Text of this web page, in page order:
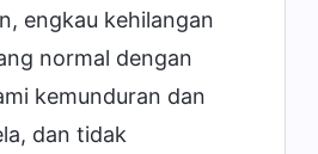
engkau kehilangan
normal dengan
kemunduran dan
dan tidak